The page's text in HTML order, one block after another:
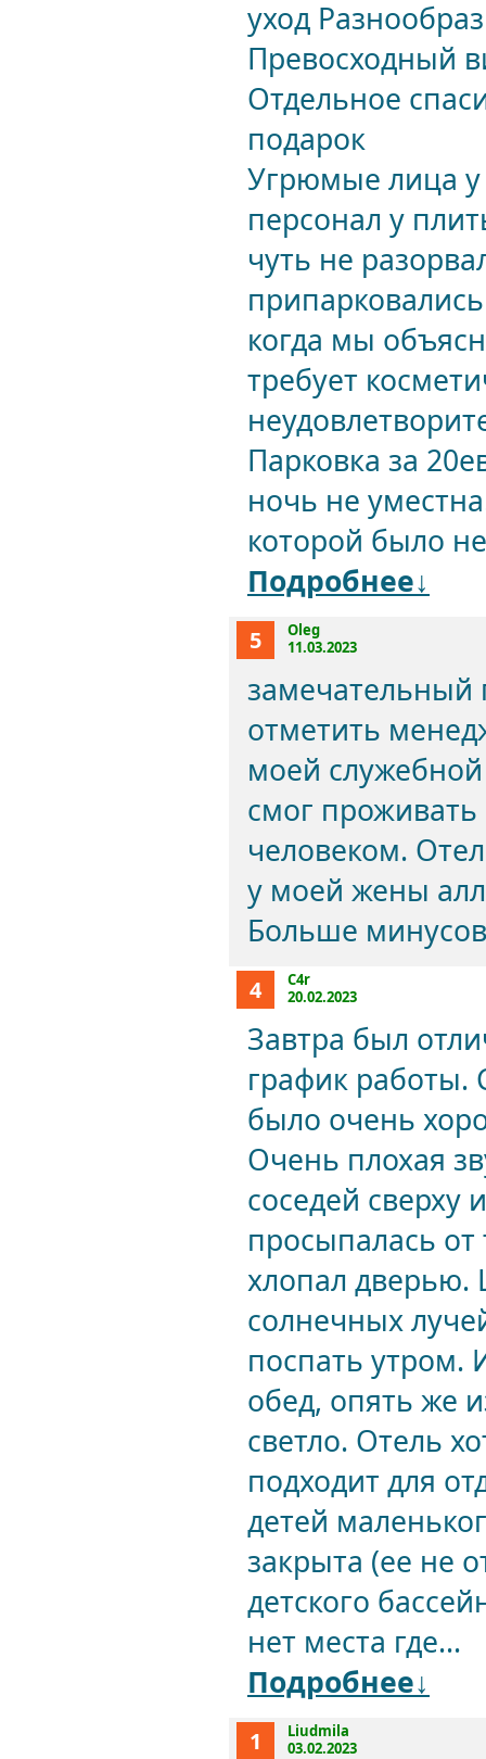
уход
Превосходный
Отдельное
подарок
Угрюмые лица у
персонал у
чуть не
когда мы
требует
Парковка за
ночь не
которой было
Подробнее↓
5
Oleg
11.03.2023
замечательный
отметить
моей служебной
смог
человеком.
у моей жены
Больше
4
C4r
20.02.2023
Завтра был
график работы.
было очень
Очень плохая
соседей сверху
просыпалась от
хлопал
солнечных
поспать утром.
обед, опять же
светло. Отель
подходит для
детей
закрыта (ее не
детского
нет места где...
Подробнее↓
1
Liudmila
03.02.2023